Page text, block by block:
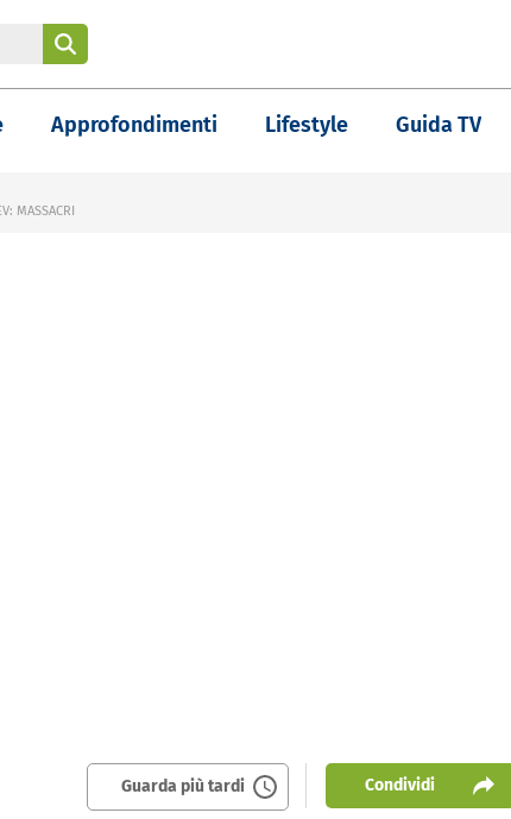
Approfondimenti Lifestyle Guida TV
MASSACRI
Guarda più tardi Condividi